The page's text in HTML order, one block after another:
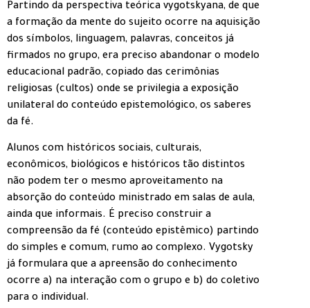
Partindo da perspectiva teórica vygotskyana, de que
a formação da mente do sujeito ocorre na aquisição
dos símbolos, linguagem, palavras, conceitos já
firmados no grupo, era preciso abandonar o modelo
educacional padrão, copiado das cerimônias
religiosas (cultos) onde se privilegia a exposição
unilateral do conteúdo epistemológico, os saberes
da fé.
Alunos com históricos sociais, culturais,
econômicos, biológicos e históricos tão distintos
não podem ter o mesmo aproveitamento na
absorção do conteúdo ministrado em salas de aula,
ainda que informais. É preciso construir a
compreensão da fé (conteúdo epistêmico) partindo
do simples e comum, rumo ao complexo. Vygotsky
já formulara que a apreensão do conhecimento
ocorre a) na interação com o grupo e b) do coletivo
para o individual.